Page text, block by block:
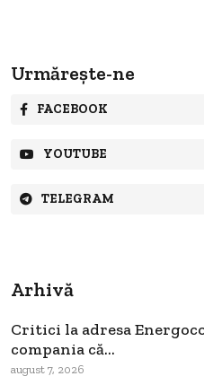
Urmărește-ne
FACEBOOK
YOUTUBE
TELEGRAM
Arhivă
Critici la adresa
compania că...
august 7, 2026